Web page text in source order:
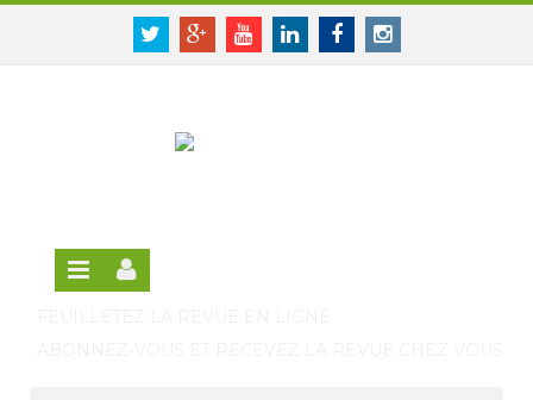
Panneau de gestion des cookies
TwitterGoogle+YoutubeLinkedinFacebookInstagram
SE CONNECTER